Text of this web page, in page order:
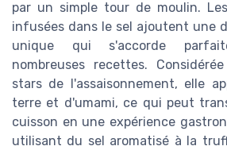
par un simple tour de moulin.
infusées dans le sel ajoutent une
unique qui s'accorde
nombreuses recettes.
stars de l'assaisonnement, elle
terre et d'umami, ce qui peut
cuisson en une expérience
utilisant du sel aromatisé à la